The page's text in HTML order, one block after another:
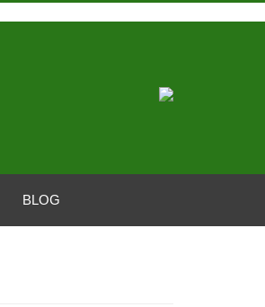
BLOG